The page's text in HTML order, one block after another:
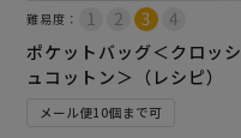
難易度：
ポケットバッグ＜クロッシ
ュコットン＞（レシピ）
メール便10個まで可